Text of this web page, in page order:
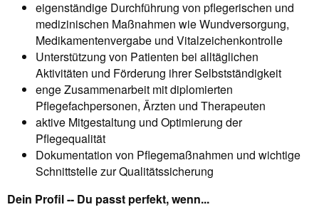
eigenständige Durchführung von pflegerischen und
medizinischen Maßnahmen wie Wundversorgung,
Medikamentenvergabe und Vitalzeichenkontrolle
Unterstützung von Patienten bei alltäglichen
Aktivitäten und Förderung ihrer Selbstständigkeit
enge Zusammenarbeit mit diplomierten
Pflegefachpersonen, Ärzten und Therapeuten
aktive Mitgestaltung und Optimierung der
Pflegequalität
Dokumentation von Pflegemaßnahmen und wichtige
Schnittstelle zur Qualitätssicherung
Dein Profil -- Du passt perfekt, wenn...